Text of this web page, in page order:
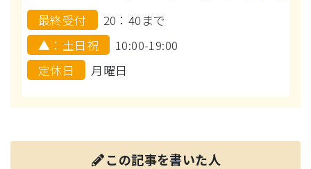
最終受付
20：40まで
▲：土日祝
10:00-19:00
定休日
月曜日
この記事を書いた人